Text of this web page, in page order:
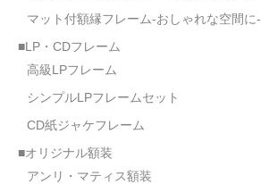
マット付額縁フレーム-おしゃれな空間に-
■LP・CDフレーム
高級LPフレーム
シンプルLPフレームセット
CD紙ジャケフレーム
■オリジナル額装
アンリ・マティス額装